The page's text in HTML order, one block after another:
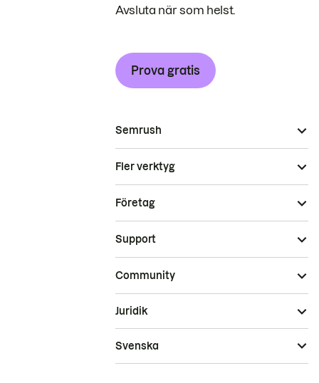
Avsluta när som helst.
Prova gratis
Semrush
Fler verktyg
Företag
Support
Community
Juridik
Svenska